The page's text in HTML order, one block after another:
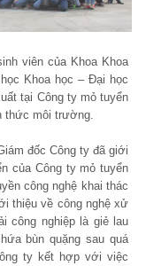
viên của Khoa Khoa
Khoa học – Đại học
tại Công ty mỏ tuyển
thức môi trường.
đốc Công ty đã giới
của Công ty mỏ tuyển
công nghệ khai thác
thiệu về công nghệ xử
công nghiệp là giẻ lau
bùn quặng sau quá
ty kết hợp với việc